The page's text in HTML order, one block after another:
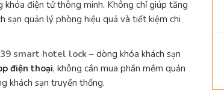
điện tử thông minh. Không chỉ giúp tăng
sạn quản lý phòng hiệu quả và tiết kiệm chi
smart hotel lock– dòng khóa khách sạn
điện thoại, không cần mua phần mềm quản
khách sạn truyền thống.